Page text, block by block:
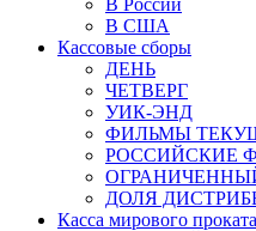
В США
Кассовые сборы
ДЕНЬ
ЧЕТВЕРГ
УИК-ЭНД
ФИЛЬМЫ
РОССИЙСКИЕ
ДОЛЯ
Касса мирового проката